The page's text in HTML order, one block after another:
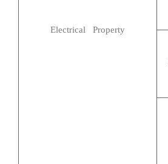
Electrical Property